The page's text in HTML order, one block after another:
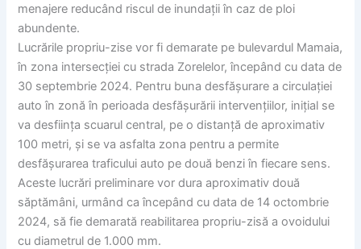
menajere reducând riscul de inundații în caz de ploi
abundente.
Lucrările propriu-zise vor fi demarate pe bulevardul Mamaia,
în zona intersecției cu strada Zorelelor, începând cu data de
30 septembrie 2024. Pentru buna desfășurare a circulației
auto în zonă în perioada desfășurării intervențiilor, inițial se
va desființa scuarul central, pe o distanță de aproximativ
100 metri, și se va asfalta zona pentru a permite
desfășurarea traficului auto pe două benzi în fiecare sens.
Aceste lucrări preliminare vor dura aproximativ două
săptămâni, urmând ca începând cu data de 14 octombrie
2024, să fie demarată reabilitarea propriu-zisă a ovoidului
cu diametrul de 1.000 mm.